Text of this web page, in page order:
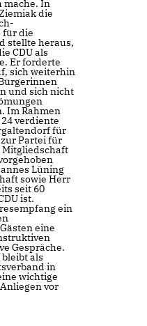
mache. In
die
für die
stellte heraus,
CDU als
Er forderte
sich weiterhin
und sich nicht
Im Rahmen
verdiente
für
Partei für
Mitgliedschaft
Lüning
sowie Herr
seit 60
ist.
ein
eine
Gespräche.
als
in
wichtige
vor